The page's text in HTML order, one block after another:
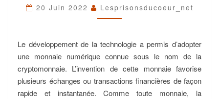
20 Juin 2022 Lesprisonsducoeur_net
Le développement de la technologie a permis d’adopter
une monnaie numérique connue sous le nom de la
cryptomonnaie. L’invention de cette monnaie favorise
plusieurs échanges ou transactions financières de façon
rapide et instantanée. Comme toute monnaie, la